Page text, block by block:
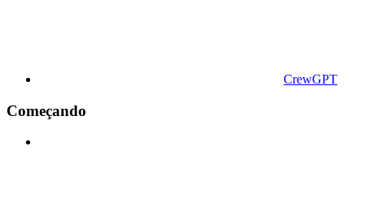
CrewGPT
Começando